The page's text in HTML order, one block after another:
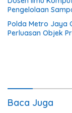
Pengelolaan
Polda Metro Jaya
Perluasan Objek
Baca Juga